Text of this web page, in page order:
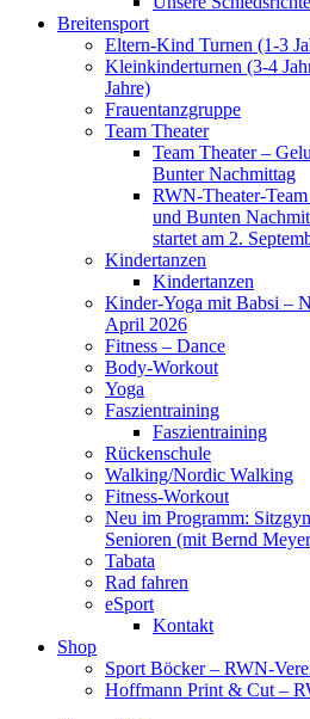
Breitensport
Eltern-Kind Turnen (1-3
Kleinkinderturnen (3-4
Jahre)
Frauentanzgruppe
Team Theater
Team Theater –
Bunter Nachmittag
RWN-Theater-
und Bunten
startet am 2.
Kindertanzen
Kindertanzen
Kinder-Yoga mit Babsi –
April 2026
Fitness – Dance
Body-Workout
Yoga
Faszientraining
Faszientraining
Rückenschule
Walking/Nordic Walking
Fitness-Workout
Neu im Programm:
Senioren (mit Bernd
Tabata
Rad fahren
eSport
Kontakt
Shop
Sport Böcker – RWN-
Hoffmann Print & Cut –